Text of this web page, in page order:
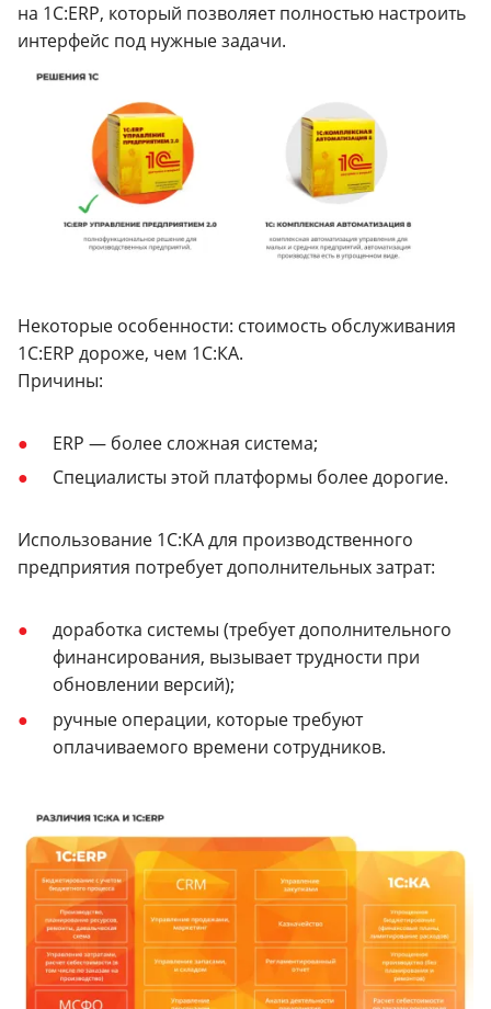
на 1С:ERP, который позволяет полностью настроить
интерфейс под нужные задачи.
Некоторые особенности: стоимость обслуживания
1С:ERP дороже, чем 1C:КА.
Причины:
ERP — более сложная система;
Специалисты этой платформы более дорогие.
Использование 1С:КА для производственного
предприятия потребует дополнительных затрат:
доработка системы (требует дополнительного
финансирования, вызывает трудности при
обновлении версий);
ручные операции, которые требуют
оплачиваемого времени сотрудников.